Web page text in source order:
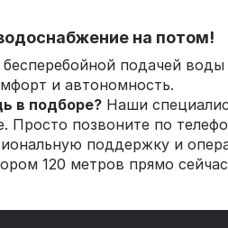
на потом!
подачей
и автономность.
в подборе? Наши
Просто позвоните по
поддержку и
120 метров прямо